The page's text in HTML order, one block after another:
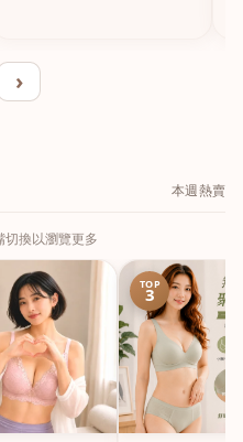
›
本週熱賣
切換以瀏覽更多
TOP
3